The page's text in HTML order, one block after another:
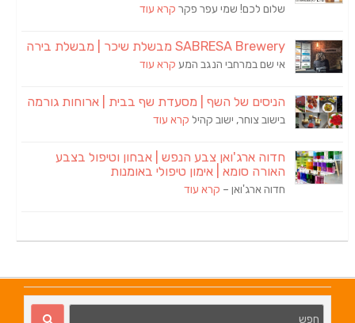
שלום לכם! שמי עפר פקר קרא עוד
SABRESA Brewery מבשלת שיכר | מבשלת בירה
אי שם במרחבי הנגב המע קרא עוד
הניסים של השף | מסעדת שף בבית | ארוחות גורמה
בישוב צוחר, ישוב קהיל קרא עוד
חדוה ארג'ואן צבע הנפש | אבחון וטיפול בצבע
האורה סומא | אימון טיפולי באומנות
חדוה ארג'ואן – קרא עוד